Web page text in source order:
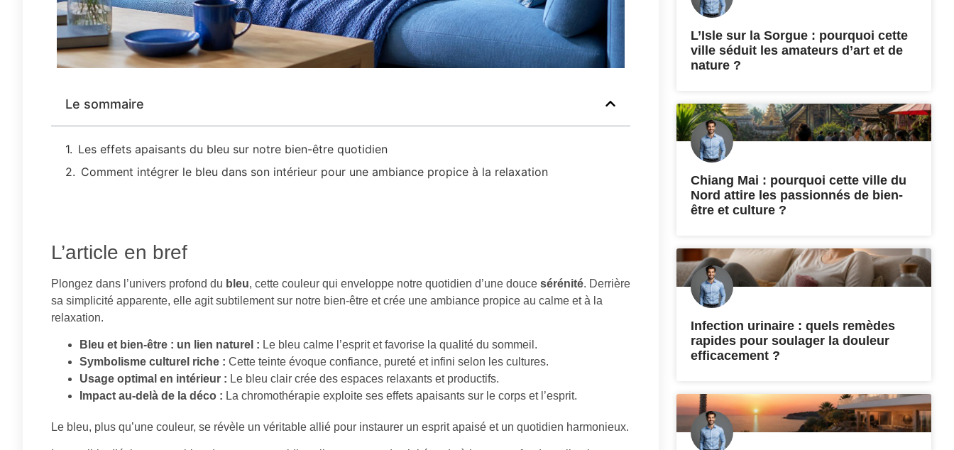
Le sommaire
Les effets apaisants du bleu sur notre bien-être quotidien
Comment intégrer le bleu dans son intérieur pour une ambiance propice à la relaxation
L’article en bref
Plongez dans l’univers profond du bleu, cette couleur qui enveloppe notre quotidien d’une douce sérénité. Derrière
sa simplicité apparente, elle agit subtilement sur notre bien-être et crée une ambiance propice au calme et à la
relaxation.
Bleu et bien-être : un lien naturel : Le bleu calme l’esprit et favorise la qualité du sommeil.
Symbolisme culturel riche : Cette teinte évoque confiance, pureté et infini selon les cultures.
Usage optimal en intérieur : Le bleu clair crée des espaces relaxants et productifs.
Impact au-delà de la déco : La chromothérapie exploite ses effets apaisants sur le corps et l’esprit.
Le bleu, plus qu’une couleur, se révèle un véritable allié pour instaurer un esprit apaisé et un quotidien harmonieux.
L’Isle sur la Sorgue : pourquoi cette
ville séduit les amateurs d’art et de
nature ?
Chiang Mai : pourquoi cette ville du
Nord attire les passionnés de bien-
être et culture ?
Infection urinaire : quels remèdes
rapides pour soulager la douleur
efficacement ?